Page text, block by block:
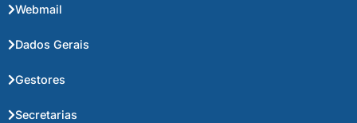
Webmail
Dados Gerais
Gestores
Secretarias